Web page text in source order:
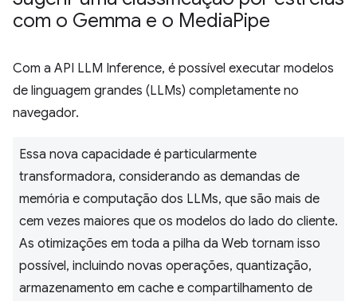
com o Gemma e o MediaPipe
Com a API LLM Inference, é possível executar modelos
de linguagem grandes (LLMs) completamente no
navegador.
Essa nova capacidade é particularmente
transformadora, considerando as demandas de
memória e computação dos LLMs, que são mais de
cem vezes maiores que os modelos do lado do cliente.
As otimizações em toda a pilha da Web tornam isso
possível, incluindo novas operações, quantização,
armazenamento em cache e compartilhamento de